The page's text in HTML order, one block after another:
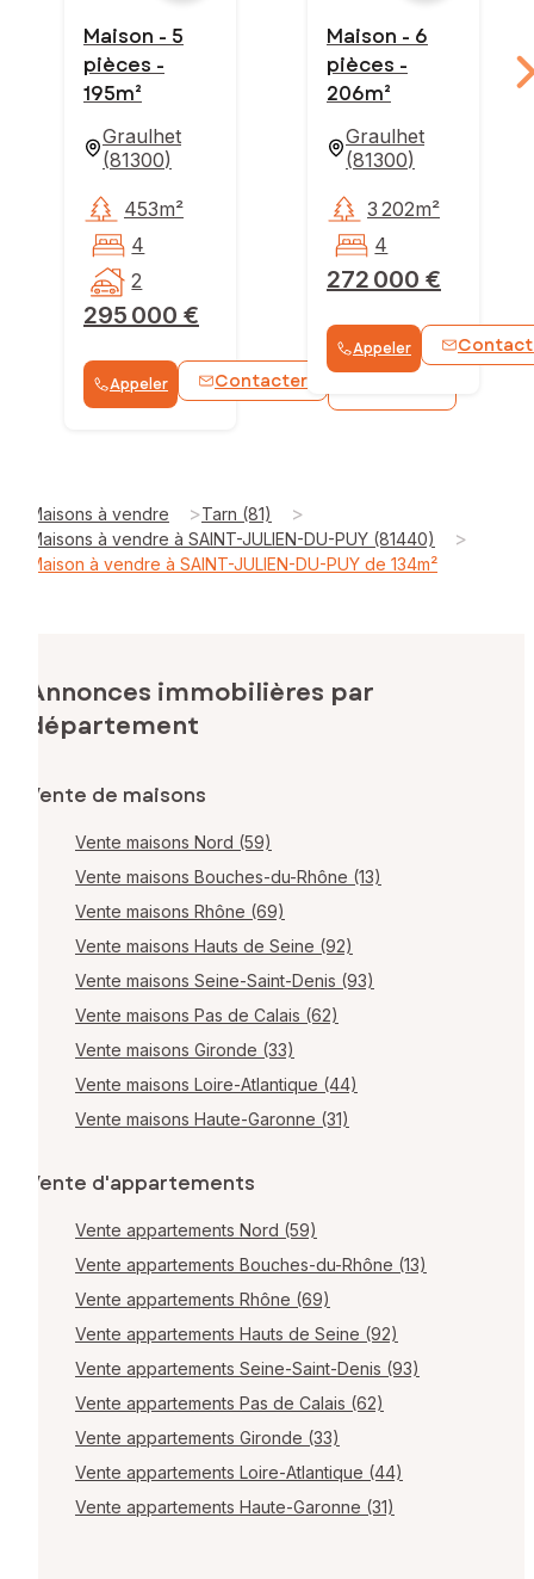
Maison - 5
pièces -
195m²
Graulhet
(81300)
295 000 €
453m²
4
2
Appeler Contacter
Maison - 6
pièces -
206m²
Graulhet
(81300)
272 000 €
3 202m²
4
Appeler
Maisons à vendre >Tarn (81) >
Maisons à vendre à SAINT-JULIEN-DU-PUY (81440) >
Maison à vendre à SAINT-JULIEN-DU-PUY de 134m²
Annonces immobilières par
département
Vente de maisons
Vente maisons Nord (59)
Vente maisons Bouches-du-Rhône (13)
Vente maisons Rhône (69)
Vente maisons Hauts de Seine (92)
Vente maisons Seine-Saint-Denis (93)
Vente maisons Pas de Calais (62)
Vente maisons Gironde (33)
Vente maisons Loire-Atlantique (44)
Vente maisons Haute-Garonne (31)
Vente d'appartements
Vente appartements Nord (59)
Vente appartements Bouches-du-Rhône (13)
Vente appartements Rhône (69)
Vente appartements Hauts de Seine (92)
Vente appartements Seine-Saint-Denis (93)
Vente appartements Pas de Calais (62)
Vente appartements Gironde (33)
Vente appartements Loire-Atlantique (44)
Vente appartements Haute-Garonne (31)